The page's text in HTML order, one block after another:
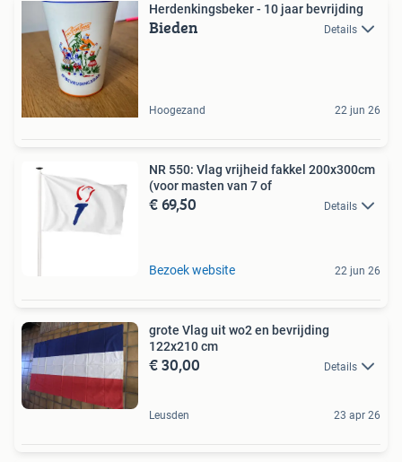
Herdenkingsbeker - 10 jaar bevrijding
Bieden Details
Hoogezand 22 jun 26
NR 550: Vlag vrijheid fakkel 200x300cm
(voor masten van 7 of
€ 69,50 Details
Bezoek website 22 jun 26
grote Vlag uit wo2 en bevrijding
122x210 cm
€ 30,00 Details
Leusden 23 apr 26